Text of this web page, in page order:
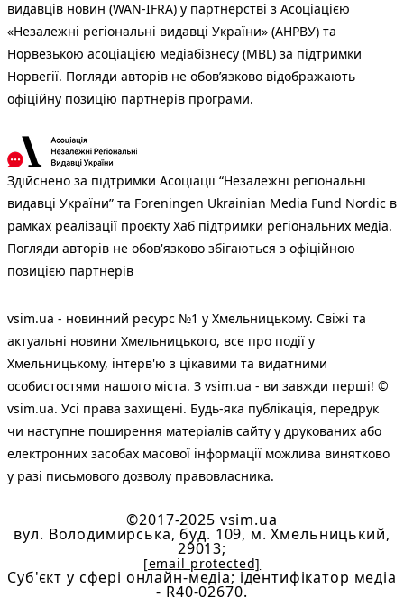
видавців новин (WAN-IFRA) у партнерстві з Асоціацією
«Незалежні регіональні видавці України» (АНРВУ) та
Норвезькою асоціацією медіабізнесу (MBL) за підтримки
Норвегії. Погляди авторів не обов’язково відображають
офіційну позицію партнерів програми.
Здійснено за підтримки Асоціації “Незалежні регіональні
видавці України” та Foreningen Ukrainian Media Fund Nordic в
рамках реалізації проєкту Хаб підтримки регіональних медіа.
Погляди авторів не обов'язково збігаються з офіційною
позицією партнерів
vsim.ua - новинний ресурс №1 у Хмельницькому. Свіжі та
актуальні новини Хмельницького, все про події у
Хмельницькому, інтерв'ю з цікавими та видатними
особистостями нашого міста. З vsim.ua - ви завжди перші! ©
vsim.ua. Усі права захищені. Будь-яка публiкацiя, передрук
чи наступне поширення матеріалів сайту у друкованих або
електронних засобах масової інформації можлива винятково
у разі письмового дозволу правовласника.
©2017-2025 vsim.ua
вул. Володимирська, буд. 109, м. Хмельницький,
29013;
[email protected]
Cуб'єкт у сфері онлайн-медіа; ідентифікатор медіа
- R40-02670.